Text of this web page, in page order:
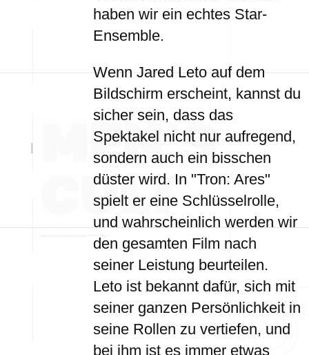
haben wir ein echtes Star-
Ensemble.
Wenn Jared Leto auf dem
Bildschirm erscheint, kannst du
sicher sein, dass das
Spektakel nicht nur aufregend,
sondern auch ein bisschen
düster wird. In "Tron: Ares"
spielt er eine Schlüsselrolle,
und wahrscheinlich werden wir
den gesamten Film nach
seiner Leistung beurteilen.
Leto ist bekannt dafür, sich mit
seiner ganzen Persönlichkeit in
seine Rollen zu vertiefen, und
bei ihm ist es immer etwas